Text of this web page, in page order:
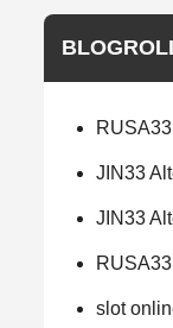
RUSA33
JIN33
JIN33
slot